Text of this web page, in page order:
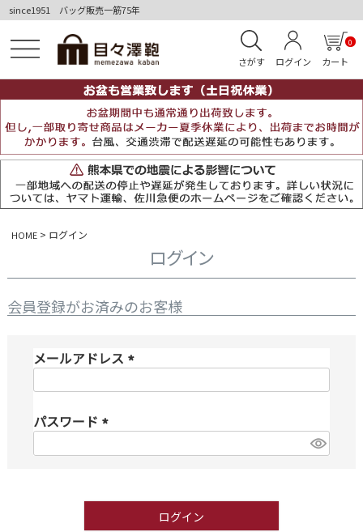
since1951 バッグ販売一筋75年
さがす ログイン カート
0
HOME ログイン
ログイン
会員登録がお済みのお客様
メールアドレス
パスワード
)
ログイン